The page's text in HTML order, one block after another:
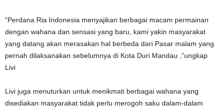
“Perdana Ria Indonesia menyajikan berbagai macam permainan
dengan wahana dan sensasi yang baru, kami yakin masyarakat
yang datang akan merasakan hal berbeda dari Pasar malam yang
pernah dilaksanakan sebelumnya di Kota Duri Mandau ,”ungkap
Livi
Livi juga menuturkan untuk menikmati berbagai wahana yang
disediakan masyarakat tidak perlu merogoh saku dalam-dalam